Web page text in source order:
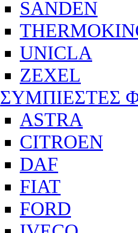
SANDEN
UNICLA
ZEXEL
ΣΥΜΠΙΕΣΤΕΣ
ASTRA
CITROEN
DAF
FIAT
FORD